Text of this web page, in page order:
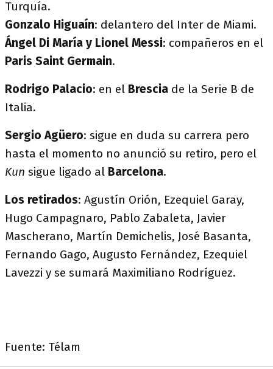
Turquía.
Gonzalo Higuaín: delantero del Inter de Miami.
Ángel Di María y Lionel Messi: compañeros en el
Paris Saint Germain.
Rodrigo Palacio: en el Brescia de la Serie B de
Italia.
Sergio Agüero: sigue en duda su carrera pero
hasta el momento no anunció su retiro, pero el
Kun sigue ligado al Barcelona.
Los retirados: Agustín Orión, Ezequiel Garay,
Hugo Campagnaro, Pablo Zabaleta, Javier
Mascherano, Martín Demichelis, José Basanta,
Fernando Gago, Augusto Fernández, Ezequiel
Lavezzi y se sumará Maximiliano Rodríguez.
Fuente: Télam